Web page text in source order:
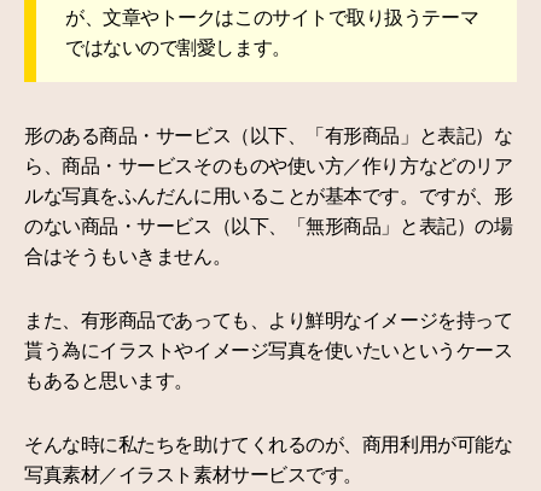
が、文章やトークはこのサイトで取り扱うテーマ
ではないので割愛します。
形のある商品・サービス（以下、「有形商品」と表記）な
ら、商品・サービスそのものや使い方／作り方などのリア
ルな写真をふんだんに用いることが基本です。ですが、形
のない商品・サービス（以下、「無形商品」と表記）の場
合はそうもいきません。
また、有形商品であっても、より鮮明なイメージを持って
貰う為にイラストやイメージ写真を使いたいというケース
もあると思います。
そんな時に私たちを助けてくれるのが、商用利用が可能な
写真素材／イラスト素材サービスです。